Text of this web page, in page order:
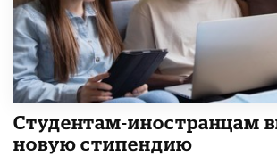
Студентам-иностранцам
новую стипендию